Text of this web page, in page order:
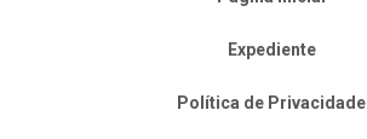
Expediente
Política de Privacidade